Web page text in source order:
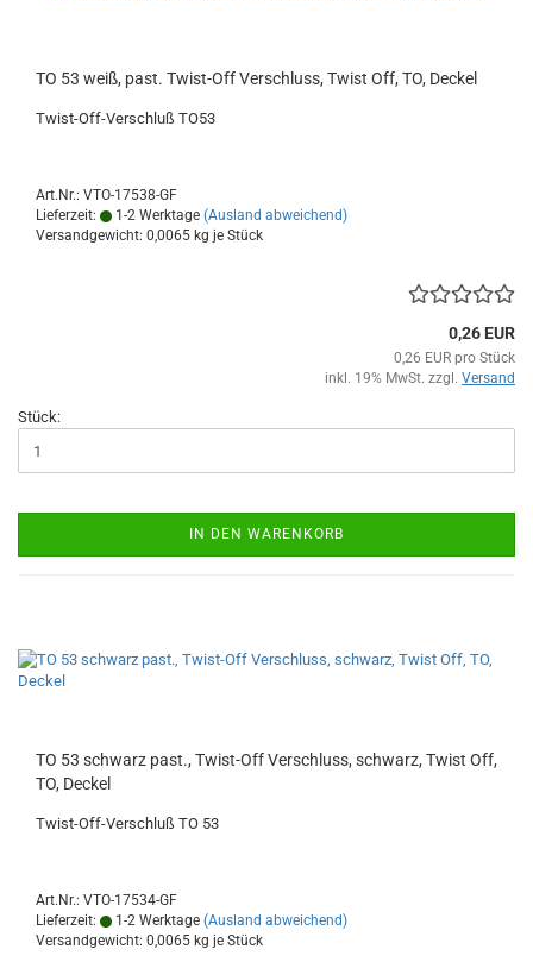
TO 53 weiß, past. Twist-Off Verschluss, Twist Off, TO, Deckel
Twist-Off-Verschluß TO53
Art.Nr.: VTO-17538-GF
Lieferzeit:
1-2 Werktage (Ausland abweichend)
Versandgewicht: 0,0065 kg je Stück
0,26 EUR
0,26 EUR pro Stück
inkl. 19% MwSt. zzgl. Versand
Stück:
IN DEN WARENKORB
TO 53 schwarz past., Twist-Off Verschluss, schwarz, Twist Off,
TO, Deckel
Twist-Off-Verschluß TO 53
Art.Nr.: VTO-17534-GF
Lieferzeit:
1-2 Werktage (Ausland abweichend)
Versandgewicht: 0,0065 kg je Stück